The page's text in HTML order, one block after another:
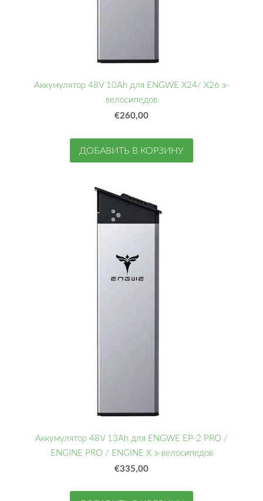
Аккумулятор 48V 10Ah для ENGWE X24/ X26 э-
велосипедов
€260,00
ДОБАВИТЬ В КОРЗИНУ
Аккумулятор 48V 13Ah для ENGWE EP-2 PRO /
ENGINE PRO / ENGINE X э-велосипедов
€335,00